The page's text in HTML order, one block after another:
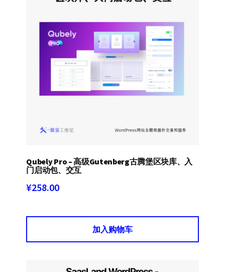
Qubely Pro – 高级Gutenberg古腾堡区块库、入
门启动包、交互
¥258.00
加入购物车